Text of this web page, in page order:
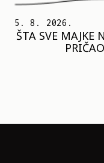
5. 8. 2026.
ŠTA SVE MAJKE